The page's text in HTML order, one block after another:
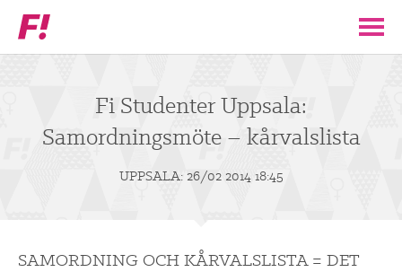
Feministiskt
initiativ
STÖD F!
Fi Studenter Uppsala:
Samordningsmöte – kårvalslista
UPPSALA: 26/02 2014 18:45
SAMORDNING OCH KÅRVALSLISTA = DET